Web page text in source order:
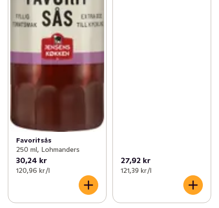
Favoritsås
250 ml, Lohmanders
30,24 kr
120,96 kr /l
27,92 kr
121,39 kr /l